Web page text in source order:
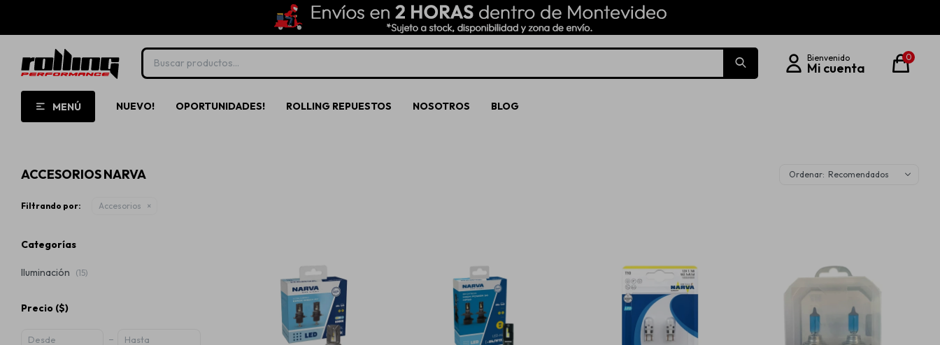
MENÚ NUEVO! OPORTUNIDADES! ROLLING REPUESTOS NOSOTROS BLOG
0
ACCESORIOS NARVA Recomendados
Filtrando por: Accesorios
Categorías
Iluminación (15)
Precio ($)